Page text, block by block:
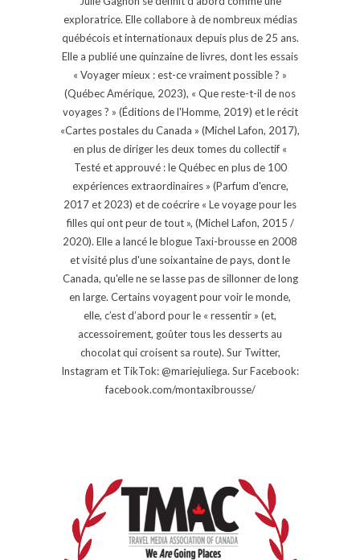
exploratrice. Elle collabore à de nombreux médias
québécois et internationaux depuis plus de 25 ans.
Elle a publié une quinzaine de livres, dont les essais
« Voyager mieux : est-ce vraiment possible ? »
(Québec Amérique, 2023), « Que reste-t-il de nos
voyages ? » (Éditions de l'Homme, 2019) et le récit
«Cartes postales du Canada » (Michel Lafon, 2017),
en plus de diriger les deux tomes du collectif «
Testé et approuvé : le Québec en plus de 100
expériences extraordinaires » (Parfum d'encre,
2017 et 2023) et de coécrire « Le voyage pour les
filles qui ont peur de tout », (Michel Lafon, 2015 /
2020). Elle a lancé le blogue Taxi-brousse en 2008
et visité plus d'une soixantaine de pays, dont le
Canada, qu'elle ne se lasse pas de sillonner de long
en large. Certains voyagent pour voir le monde,
elle, c’est d’abord pour le « ressentir » (et,
accessoirement, goûter tous les desserts au
chocolat qui croisent sa route). Sur Twitter,
Instagram et TikTok: @mariejuliega. Sur Facebook:
facebook.com/montaxibrousse/